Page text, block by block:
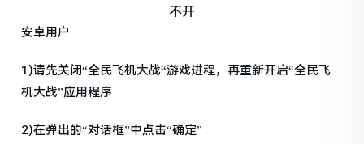
安卓用户
1)请先关闭“全民飞机大战“游戏进程，再重新开启“全民飞
机大战”应用程序
2)在弹出的“对话框”中点击“确定”